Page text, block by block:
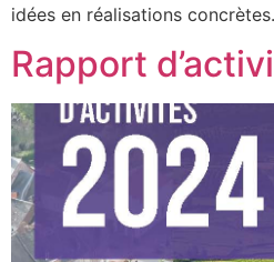
idées en réalisations concrètes.
Rapport